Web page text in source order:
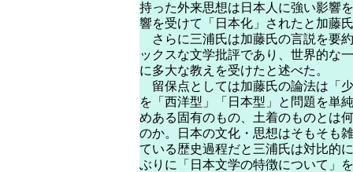
持った外来思想は日本人に強い影響
響を受けて「日本化」されたと加藤
さらに三浦氏は加藤氏の言説を要
ックスな文学批評であり、世界的な
に多大な教えを受けたと述べた。
留保点としては加藤氏の論法は「
を「西洋型」「日本型」と問題を単
めある固有のもの、土着のものとは
のか。日本の文化・思想はそもそも
ている歴史過程だと三浦氏は対比的
ぶりに「日本文学の特徴について」